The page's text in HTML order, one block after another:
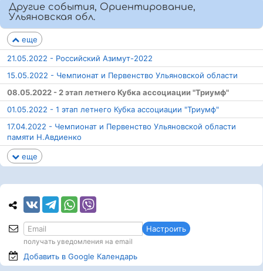
Другие события, Ориентирование,
Ульяновская обл.
еще
21.05.2022 - Российский Азимут-2022
15.05.2022 - Чемпионат и Первенство Ульяновской области
08.05.2022 - 2 этап летнего Кубка ассоциации "Триумф"
01.05.2022 - 1 этап летнего Кубка ассоциации "Триумф"
17.04.2022 - Чемпионат и Первенство Ульяновской области
памяти Н.Авдиенко
еще
Настроить
получать уведомления на email
Добавить в Google Календарь